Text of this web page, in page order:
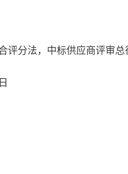
评分法，中标供应商评审总
日